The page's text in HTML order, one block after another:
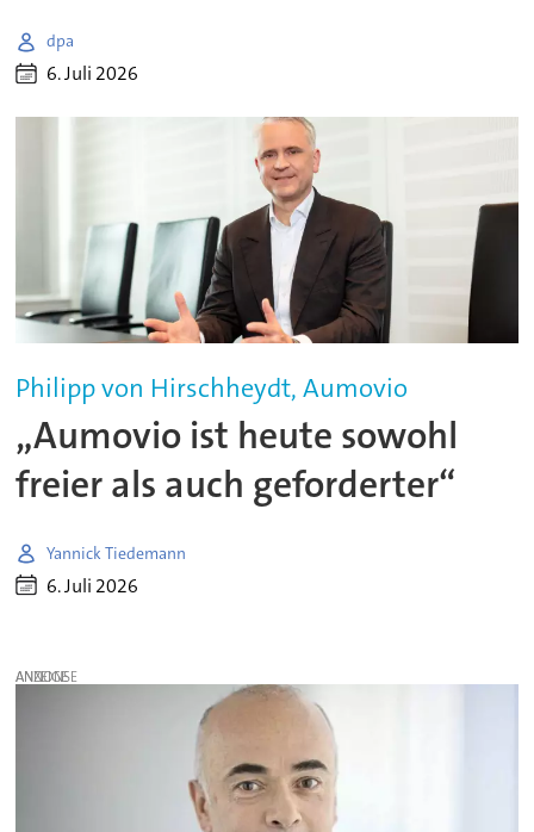
dpa
6. Juli 2026
Philipp von Hirschheydt, Aumovio
„Aumovio ist heute sowohl
freier als auch geforderter“
Yannick Tiedemann
6. Juli 2026
ANZEIGE